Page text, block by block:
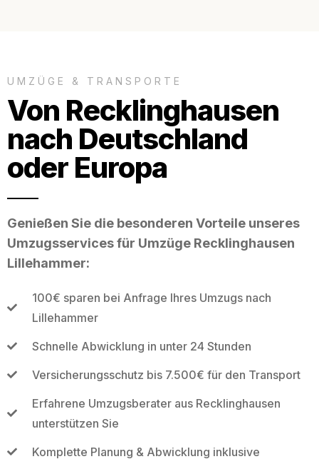
UMZÜGE & TRANSPORTE
Von Recklinghausen
nach Deutschland
oder Europa
Genießen Sie die besonderen Vorteile unseres
Umzugsservices für Umzüge Recklinghausen
Lillehammer:
100€ sparen bei Anfrage Ihres Umzugs nach
Lillehammer
Schnelle Abwicklung in unter 24 Stunden
Versicherungsschutz bis 7.500€ für den Transport
Erfahrene Umzugsberater aus Recklinghausen
unterstützen Sie
Komplette Planung & Abwicklung inklusive